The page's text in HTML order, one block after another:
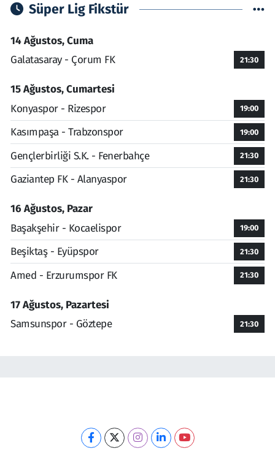
Süper Lig Fikstür
14 Ağustos, Cuma
Galatasaray - Çorum FK
21:30
15 Ağustos, Cumartesi
Konyaspor - Rizespor
19:00
Kasımpaşa - Trabzonspor 19:00
Gençlerbirliği S.K. - Fenerbahçe 21:30
Gaziantep FK - Alanyaspor 21:30
16 Ağustos, Pazar
Başakşehir - Kocaelispor
19:00
Beşiktaş - Eyüpspor 21:30
Amed - Erzurumspor FK 21:30
17 Ağustos, Pazartesi
Samsunspor - Göztepe
21:30